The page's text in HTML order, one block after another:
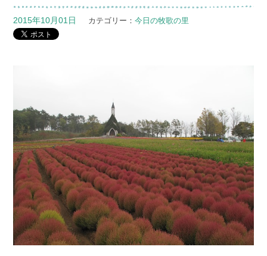
2015年10月01日 カテゴリー：今日の牧歌の里